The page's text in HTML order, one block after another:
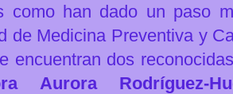
como han dado un paso
de Medicina Preventiva y
encuentran dos
Aurora Rodríguez-